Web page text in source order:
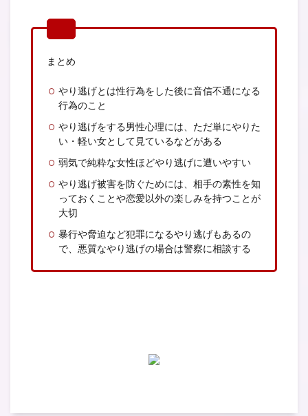
まとめ
やり逃げとは性行為をした後に音信不通になる
行為のこと
やり逃げをする男性心理には、ただ単にやりた
い・軽い女として見ているなどがある
弱気で純粋な女性ほどやり逃げに遭いやすい
やり逃げ被害を防ぐためには、相手の素性を知
っておくことや恋愛以外の楽しみを持つことが
大切
暴行や脅迫など犯罪になるやり逃げもあるの
で、悪質なやり逃げの場合は警察に相談する